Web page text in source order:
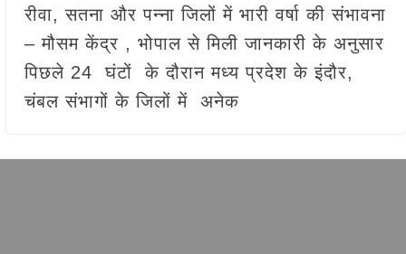
रीवा, सतना और पन्ना जिलों में भारी वर्षा की संभावना
– मौसम केंद्र , भोपाल से मिली जानकारी के अनुसार
पिछले 24 घंटों के दौरान मध्य प्रदेश के इंदौर,
चंबल संभागों के जिलों में अनेक